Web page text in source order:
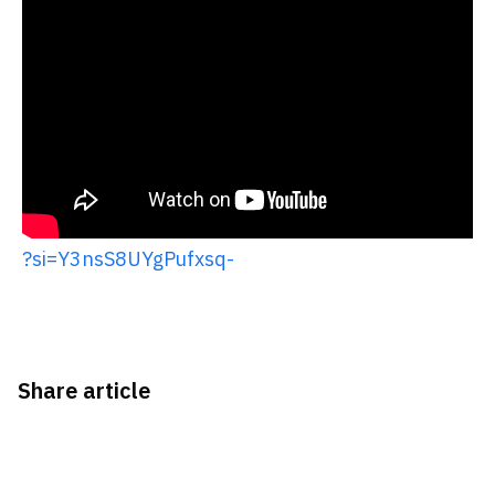
?si=Y3nsS8UYgPufxsq-
Share article